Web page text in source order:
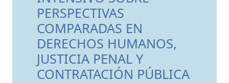
PERSPECTIVAS
COMPARADAS EN
DERECHOS HUMANOS,
JUSTICIA PENAL Y
CONTRATACIÓN PÚBLICA